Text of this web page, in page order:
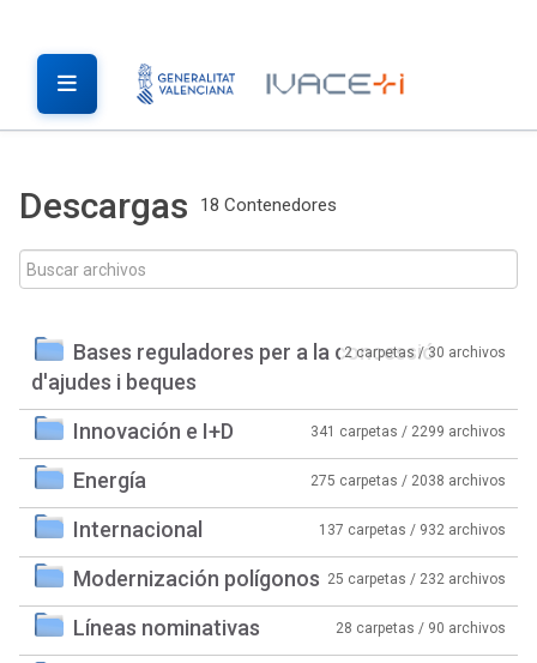
Descargas 18 Contenedores
Bases reguladores per a la concessió
d'ajudes i beques
2 carpetas / 30 archivos
Innovación e I+D 341 carpetas / 2299 archivos
Energía 275 carpetas / 2038 archivos
Internacional 137 carpetas / 932 archivos
Modernización polígonos 25 carpetas / 232 archivos
Líneas nominativas 28 carpetas / 90 archivos